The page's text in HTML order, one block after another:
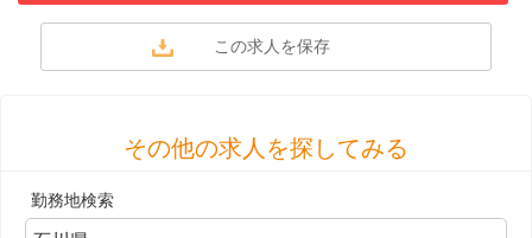
その他の求人を探してみる
勤務地検索